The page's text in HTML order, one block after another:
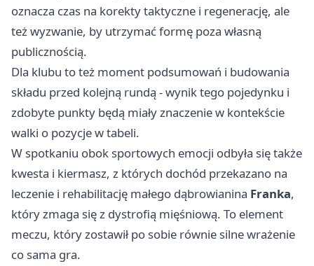
oznacza czas na korekty taktyczne i regenerację, ale
też wyzwanie, by utrzymać formę poza własną
publicznością.
Dla klubu to też moment podsumowań i budowania
składu przed kolejną rundą - wynik tego pojedynku i
zdobyte punkty będą miały znaczenie w kontekście
walki o pozycje w tabeli.
W spotkaniu obok sportowych emocji odbyła się także
kwesta i kiermasz, z których dochód przekazano na
leczenie i rehabilitację małego dąbrowianina Franka,
który zmaga się z dystrofią mięśniową. To element
meczu, który zostawił po sobie równie silne wrażenie
co sama gra.